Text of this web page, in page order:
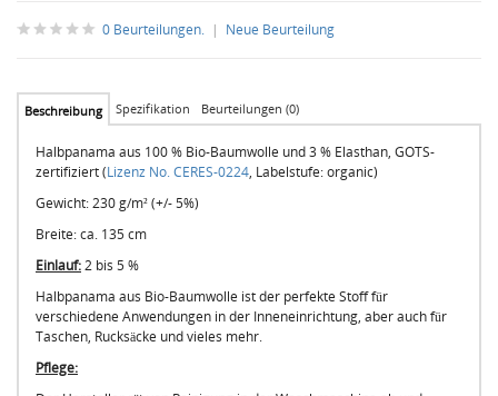
0 Beurteilungen. | Neue Beurteilung
Beschreibung Spezifikation Beurteilungen (0)
Halbpanama aus 100 % Bio-Baumwolle und 3 % Elasthan, GOTS-
zertifiziert (Lizenz No. CERES-0224, Labelstufe: organic)
Gewicht: 230 g/m² (+/- 5%)
Breite: ca. 135 cm
Einlauf:2 bis 5 %
Halbpanama aus Bio-Baumwolle ist der perfekte Stoff für
verschiedene Anwendungen in der Inneneinrichtung, aber auch für
Taschen, Rucksäcke und vieles mehr.
Pflege: